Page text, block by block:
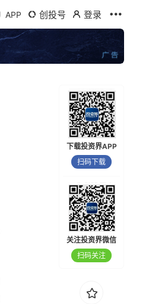
APP 创投号 登录
下载投资界APP
扫码下载
关注投资界微信
扫码关注